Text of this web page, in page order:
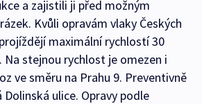
a zajistili ji před možným
Kvůli opravám vlaky Českých
maximální rychlostí 30
stejnou rychlost je omezen i
ve směru na Prahu 9. Preventivně
Dolinská ulice. Opravy podle